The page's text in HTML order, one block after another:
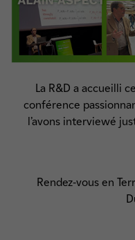
La R&D a accueilli
conférence
l’avons interviewé
Rendez-vous en